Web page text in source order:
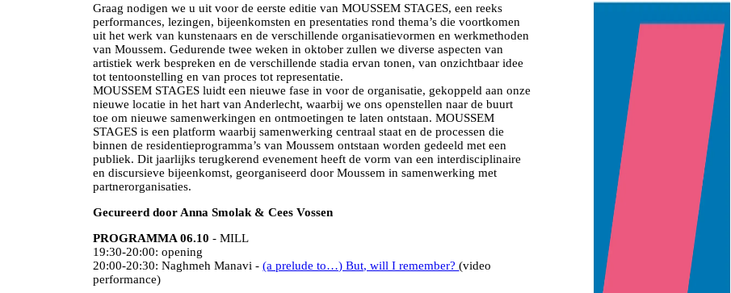
Graag nodigen we u uit voor de eerste editie van MOUSSEM STAGES, een reeks
performances, lezingen, bijeenkomsten en presentaties rond thema’s die voortkomen
uit het werk van kunstenaars en de verschillende organisatievormen en werkmethoden
van Moussem. Gedurende twee weken in oktober zullen we diverse aspecten van
artistiek werk bespreken en de verschillende stadia ervan tonen, van onzichtbaar idee
tot tentoonstelling en van proces tot representatie.
MOUSSEM STAGES luidt een nieuwe fase in voor de organisatie, gekoppeld aan onze
nieuwe locatie in het hart van Anderlecht, waarbij we ons openstellen naar de buurt
toe om nieuwe samenwerkingen en ontmoetingen te laten ontstaan. MOUSSEM
STAGES is een platform waarbij samenwerking centraal staat en de processen die
binnen de residentieprogramma’s van Moussem ontstaan worden gedeeld met een
publiek. Dit jaarlijks terugkerend evenement heeft de vorm van een interdisciplinaire
en discursieve bijeenkomst, georganiseerd door Moussem in samenwerking met
partnerorganisaties.
Gecureerd door Anna Smolak & Cees Vossen
PROGRAMMA 06.10 - MILL
19:30-20:00: opening
20:00-20:30: Naghmeh Manavi -(a prelude to…) But, will I remember?(video
performance)